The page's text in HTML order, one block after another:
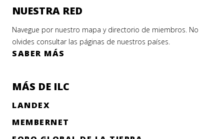
NUESTRA RED
Navegue por nuestro mapa y directorio de miembros. No
olvides consultar las páginas de nuestros países.
SABER MÁS
MÁS DE ILC
LANDEX
MEMBERNET